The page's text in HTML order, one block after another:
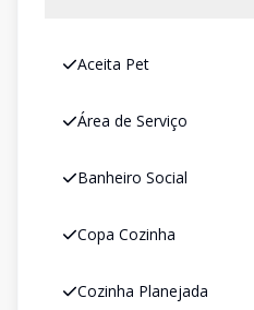
Aceita Pet
Área de Serviço
Banheiro Social
Copa Cozinha
Cozinha Planejada